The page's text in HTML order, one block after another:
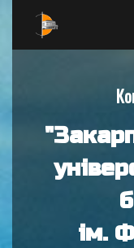
ім.